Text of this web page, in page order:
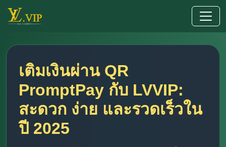
เติมเงินผ่าน QR
PromptPay กับ LVVIP:
สะดวก ง่าย และรวดเร็วใน
ปี 2025